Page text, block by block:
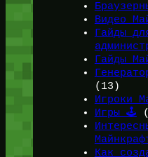
Видео
Гайды
Гайды
(13)
Игроки
Игры 🕹️
Как